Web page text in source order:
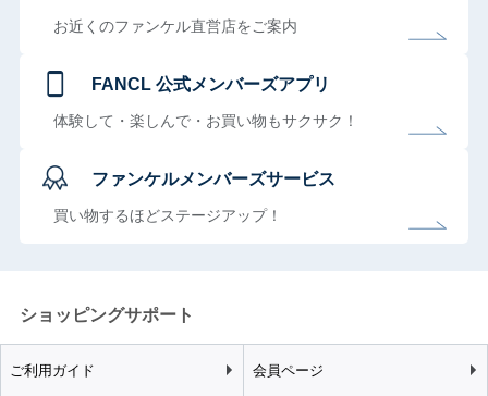
お近くのファンケル直営店をご案内
FANCL 公式メンバーズアプリ
体験して・楽しんで・お買い物もサクサク！
ファンケルメンバーズサービス
買い物するほどステージアップ！
ショッピングサポート
ご利用ガイド 会員ページ